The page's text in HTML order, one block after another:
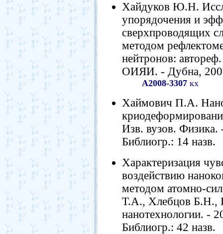
Хайдуков Ю.Н.
упорядочения и
сверхпроводящих
методом
нейтронов:
ОИЯИ. - Дубна,
А2008-3307 кх
Хаймович П.А.
Изв. вузов.
Библиогр.: 14 назв.
Характеризация
воздействию
методом атомно-
Т.А., Хлебцов Б.Н.,
нанотехнологии. -
Библиогр.: 42 назв.